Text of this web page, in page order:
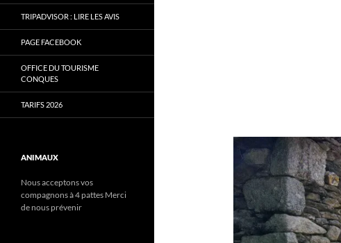
TRIPADVISOR : LIRE LES AVIS
PAGE FACEBOOK
OFFICE DU TOURISME
CONQUES
TARIFS 2026
ANIMAUX
Nous acceptons vos
compagnons à 4 pattes Merci
de nous prévenir